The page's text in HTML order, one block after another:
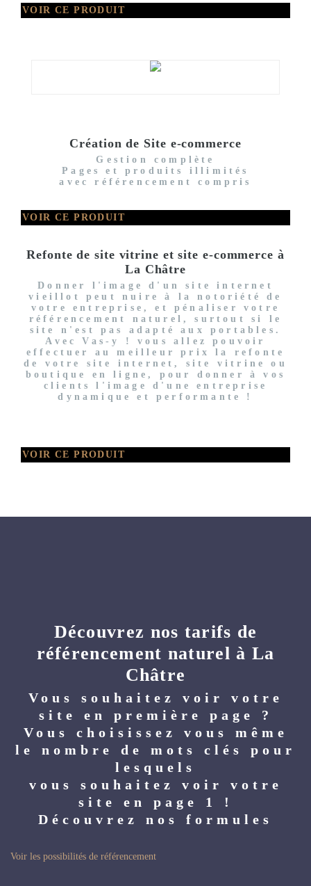
VOIR CE PRODUIT
Création de Site e-commerce
Gestion complète
Pages et produits illimités
avec référencement compris
VOIR CE PRODUIT
Refonte de site vitrine et site e-commerce à
La Châtre
Donner l'image d'un site internet
vieillot peut nuire à la notoriété de
votre entreprise, et pénaliser votre
référencement naturel, surtout si le
site n'est pas adapté aux portables.
Avec Vas-y ! vous allez pouvoir
effectuer au meilleur prix la refonte
de votre site internet, site vitrine ou
boutique en ligne, pour donner à vos
clients l'image d'une entreprise
dynamique et performante !
VOIR CE PRODUIT
Découvrez nos tarifs de
référencement naturel à La
Châtre
Vous souhaitez voir votre
site en première page ?
Vous choisissez vous même
le nombre de mots clés pour
lesquels
vous souhaitez voir votre
site en page 1 !
Découvrez nos formules
Voir les possibilités de référencement